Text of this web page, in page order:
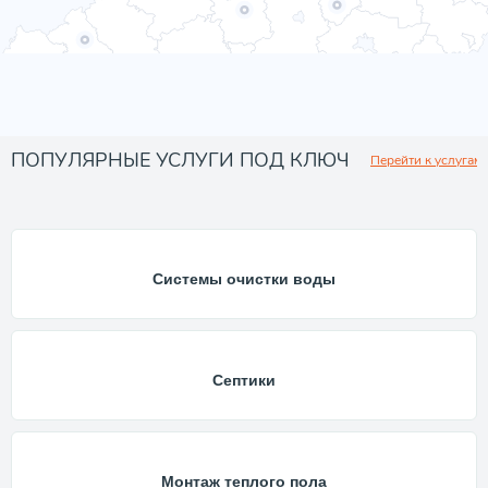
ПОПУЛЯРНЫЕ УСЛУГИ ПОД КЛЮЧ Перейти к услугам
Системы очистки воды
Септики
Монтаж теплого пола